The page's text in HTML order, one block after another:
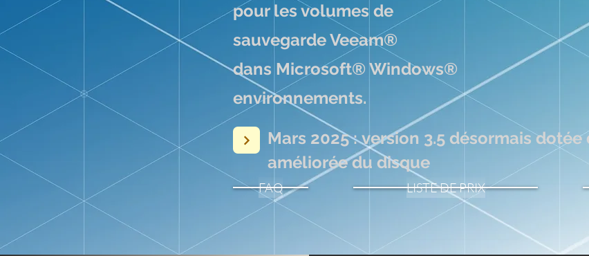
pour les volumes de
sauvegarde Veeam®
dans Microsoft® Windows®
environnements.
Mars 2025 : version 3.5 désormais
améliorée du disque
FAQ LISTE DE PRIX